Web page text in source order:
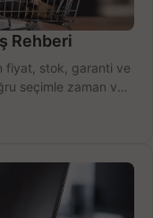
Rehberi
fiyat, stok, garanti ve
seçimle zaman ve